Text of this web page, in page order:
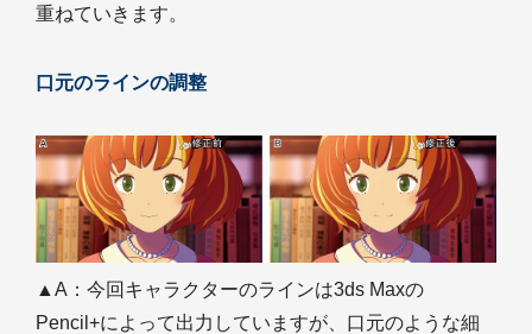
重ねていきます。
口元のラインの調整
▲A：今回キャラクターのラインは3ds Maxの
Pencil+によって出力していますが、口元のような細